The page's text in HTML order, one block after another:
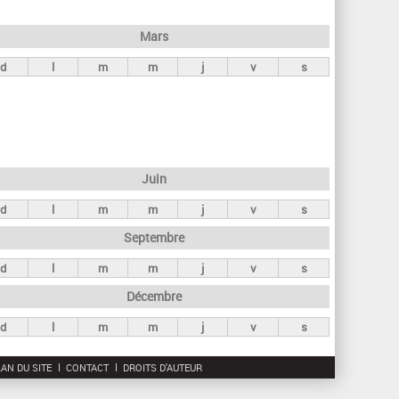
r
c
Mars
d l m m j v s
Juin
d l m m j v s
Septembre
d l m m j v s
Décembre
d l m m j v s
DU SITE CONTACT DROITS D'AUTEUR